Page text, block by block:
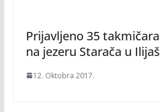
Prijavljeno 35
na jezeru Starača u
12. Oktobra 2017.